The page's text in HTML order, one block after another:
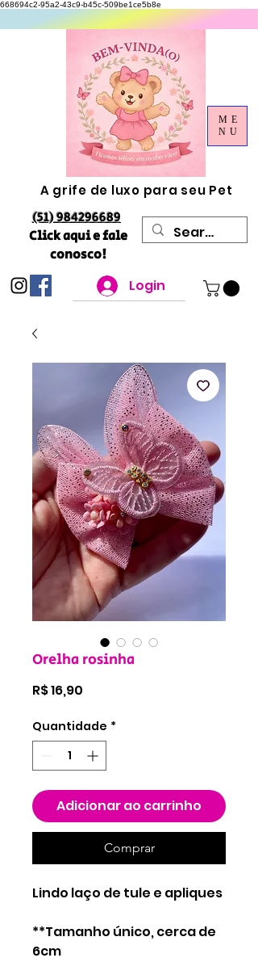
668694c2-95a2-43c9-b45c-509be1ce5b8e
A grife de luxo para seu Pet
(51) 984296689
Click aqui e fale
conosco!
Login
ME
NU
Orelha rosinha
R$ 16,90
Quantidade *
Adicionar ao carrinho
Comprar
Lindo laço de tule e apliques
**Tamanho único, cerca de
6cm